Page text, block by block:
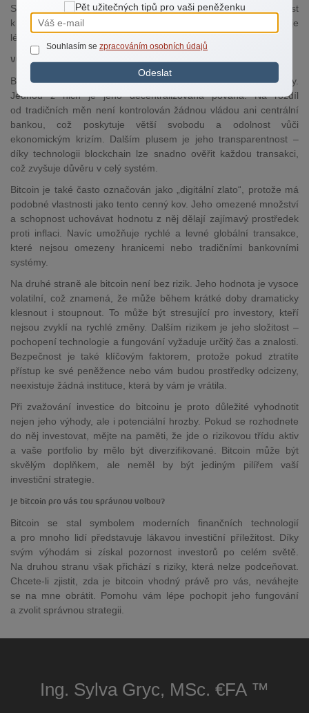
Sledování krátkodobých výkyvů může být stresující a vést
k unáhleným rozhodnutím, zatímco dlouhodobý přístup umožňuje
lépe využít její růstový potenciál.
Výhody a rizika investice do bitcoinu
Bitcoin nabízí řadu výhod, které ho činí atraktivním pro investory.
Jednou z nich je jeho decentralizovaná povaha. Na rozdíl
od tradičních měn není kontrolován žádnou vládou ani centrální
bankou, což poskytuje větší svobodu a odolnost vůči
ekonomickým krizím. Dalším plusem je jeho transparentnost –
díky technologii blockchain lze snadno ověřit každou transakci,
což zvyšuje důvěru v celý systém.
Bitcoin je také často označován jako „digitální zlato“, protože má
podobné vlastnosti jako tento cenný kov. Jeho omezené množství
a schopnost uchovávat hodnotu z něj dělají zajímavý prostředek
proti inflaci. Navíc umožňuje rychlé a levné globální transakce,
které nejsou omezeny hranicemi nebo tradičními bankovními
systémy.
Na druhé straně ale bitcoin není bez rizik. Jeho hodnota je vysoce
volatilní, což znamená, že může během krátké doby dramaticky
klesnout i stoupnout. To může být stresující pro investory, kteří
nejsou zvyklí na rychlé změny. Dalším rizikem je jeho složitost –
pochopení technologie a fungování vyžaduje určitý čas a znalosti.
Bezpečnost je také klíčovým faktorem, protože pokud ztratíte
přístup ke své peněžence nebo vám budou prostředky odcizeny,
neexistuje žádná instituce, která by vám je vrátila.
Při zvažování investice do bitcoinu je proto důležité vyhodnotit
nejen jeho výhody, ale i potenciální hrozby. Pokud se rozhodnete
do něj investovat, mějte na paměti, že jde o rizikovou třídu aktiv
a vaše portfolio by mělo být diverzifikované. Bitcoin může být
skvělým doplňkem, ale neměl by být jediným pilířem vaší
investiční strategie.
Je bitcoin pro vás tou správnou volbou?
Bitcoin se stal symbolem moderních finančních technologií
a pro mnoho lidí představuje lákavou investiční příležitost. Díky
svým výhodám si získal pozornost investorů po celém světě.
Na druhou stranu však přichází s riziky, která nelze podceňovat.
Chcete-li zjistit, zda je bitcoin vhodný právě pro vás, neváhejte
se na mne obrátit. Pomohu vám lépe pochopit jeho fungování
a zvolit správnou strategii.
Ing. Sylva Gryc, MSc. €FA ™
Souhlasím se zpracováním osobních údajů
Odeslat